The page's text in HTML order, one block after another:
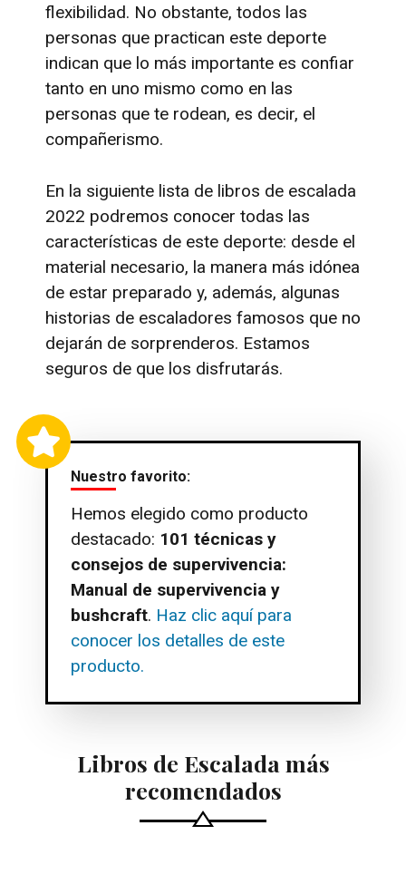
flexibilidad. No obstante, todos las
personas que practican este deporte
indican que lo más importante es confiar
tanto en uno mismo como en las
personas que te rodean, es decir, el
compañerismo.
En la siguiente lista de libros de escalada
2022 podremos conocer todas las
características de este deporte: desde el
material necesario, la manera más idónea
de estar preparado y, además, algunas
historias de escaladores famosos que no
dejarán de sorprenderos. Estamos
seguros de que los disfrutarás.
Nuestro favorito:
Hemos elegido como producto
destacado: 101 técnicas y
consejos de supervivencia:
Manual de supervivencia y
bushcraft. Haz clic aquí para
conocer los detalles de este
producto.
Libros de Escalada más
recomendados